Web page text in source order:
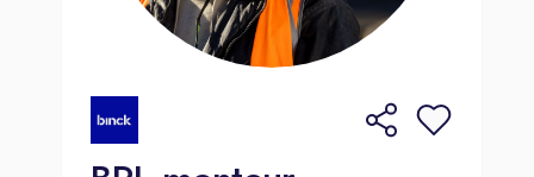
B en je kunt een VOG overleggen.